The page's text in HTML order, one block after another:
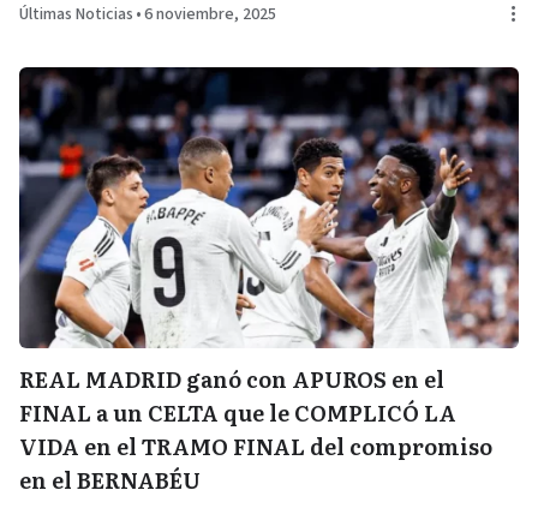
Últimas Noticias •6 noviembre, 2025
REAL MADRID ganó con APUROS en el
FINAL a un CELTA que le COMPLICÓ LA
VIDA en el TRAMO FINAL del compromiso
en el BERNABÉU